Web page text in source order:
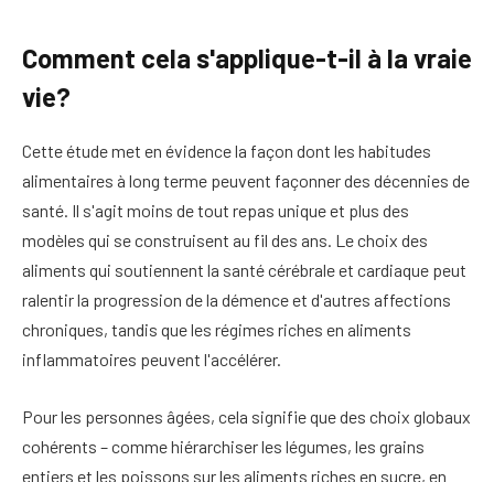
Comment cela s'applique-t-il à la vraie
vie?
Cette étude met en évidence la façon dont les habitudes
alimentaires à long terme peuvent façonner des décennies de
santé. Il s'agit moins de tout repas unique et plus des
modèles qui se construisent au fil des ans. Le choix des
aliments qui soutiennent la santé cérébrale et cardiaque peut
ralentir la progression de la démence et d'autres affections
chroniques, tandis que les régimes riches en aliments
inflammatoires peuvent l'accélérer.
Pour les personnes âgées, cela signifie que des choix globaux
cohérents – comme hiérarchiser les légumes, les grains
entiers et les poissons sur les aliments riches en sucre, en